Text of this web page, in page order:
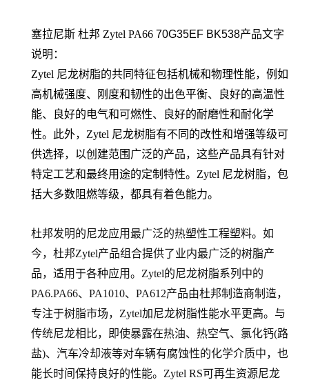
塞拉尼斯 杜邦 Zytel PA66 70G35EF BK538产品文字
说明：
Zytel 尼龙树脂的共同特征包括机械和物理性能，例如
高机械强度、刚度和韧性的出色平衡、良好的高温性
能、良好的电气和可燃性、良好的耐磨性和耐化学
性。此外，Zytel 尼龙树脂有不同的改性和增强等级可
供选择，以创建范围广泛的产品，这些产品具有针对
特定工艺和最终用途的定制特性。Zytel 尼龙树脂，包
括大多数阻燃等级，都具有着色能力。
杜邦发明的尼龙应用最广泛的热塑性工程塑料。如
今，杜邦Zytel产品组合提供了业内最广泛的树脂产
品，适用于各种应用。Zytel的尼龙树脂系列中的
PA6.PA66、PA1010、PA612产品由杜邦制造商制造，
专注于树脂市场，Zytel加尼龙树脂性能水平更高。与
传统尼龙相比，即使暴露在热油、热空气、氯化钙(路
盐)、汽车冷却液等对车辆有腐蚀性的化学介质中，也
能长时间保持良好的性能。Zytel RS可再生资源尼龙